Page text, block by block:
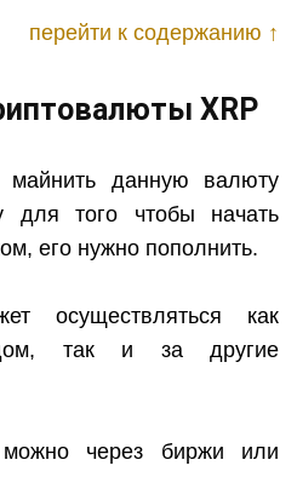
перейти к содержанию ↑
XRP
майнить данную валюту
для того чтобы начать
его нужно пополнить.
осуществляться как
так и за другие
через биржи или